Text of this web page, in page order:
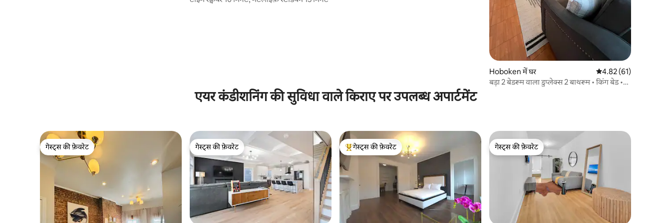
Hoboken में घर औसत रेटिंग 5 में से 4.82,
4.82 (61)
बड़ा 2 बेडरूम वाला डुप्लेक्स 2 बाथरूम • किंग बेड •
एयर कंडीशनिंग की सुविधा वाले किराए पर उपलब्ध अपार्टमेंट
गेस्ट्स की फ़ेवरेट
गेस्ट्स की फ़ेवरेट
गेस्ट्स की फ़ेवरेट
गेस्ट्स की फ़ेवरेट
गेस्ट्स का टॉप फ़ेवरेट
गेस्ट्स की फ़ेवरेट
गेस्ट्स की फ़ेवरेट
गेस्ट्स की फ़ेवरेट